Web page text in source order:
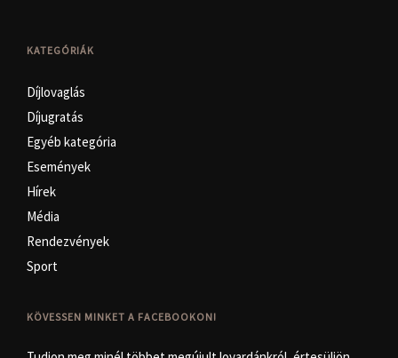
KATEGÓRIÁK
Díjlovaglás
Díjugratás
Egyéb kategória
Események
Hírek
Média
Rendezvények
Sport
KÖVESSEN MINKET A FACEBOOKON!